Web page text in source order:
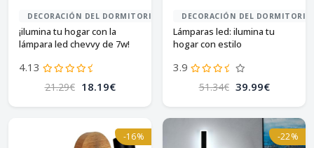
DECORACIÓN DEL DORMITORIO
¡ilumina tu hogar con la
lámpara led chevvy de 7w!
4.13
21.29€ 18.19€
DECORACIÓN DEL DORMITORIO
Lámparas led: ilumina tu
hogar con estilo
3.9
51.34€ 39.99€
-16% -22%